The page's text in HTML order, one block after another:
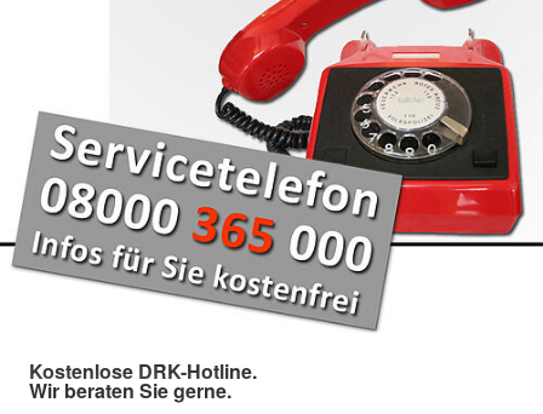
Kostenlose DRK-Hotline.
Wir beraten Sie gerne.